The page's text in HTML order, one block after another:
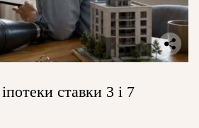
ставки 3 і 7